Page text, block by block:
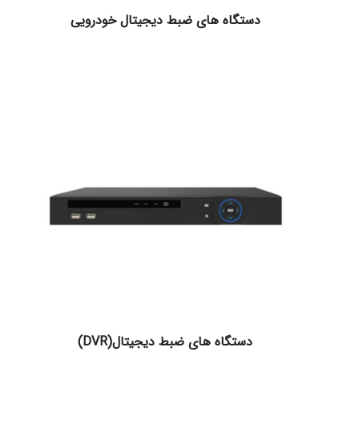
دستگاه های ضبط دیجیتال خودرویی
دستگاه های ضبط دیجیتال(DVR)